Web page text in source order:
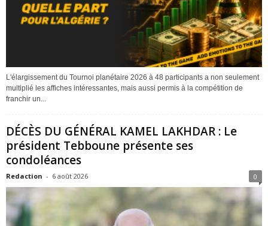
L'élargissement du Tournoi planétaire 2026 à 48 participants a non seulement
multiplié les affiches intéressantes, mais aussi permis à la compétition de
franchir un...
DÉCÈS DU GÉNÉRAL KAMEL LAKHDAR : Le
président Tebboune présente ses
condoléances
Redaction - 6 août 2026 0